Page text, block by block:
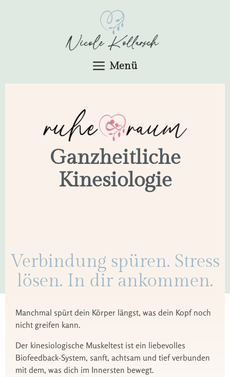
Menü
Ganzheitliche
Kinesiologie
Verbindung spüren. Stress
lösen. In dir ankommen.
Manchmal spürt dein Körper längst, was dein Kopf noch
nicht greifen kann.
Der kinesiologische Muskeltest ist ein liebevolles
Biofeedback-System, sanft, achtsam und tief verbunden
mit dem, was dich im Innersten bewegt.